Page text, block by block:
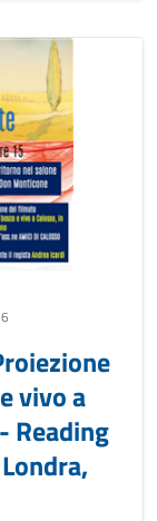
vivo a
Reading